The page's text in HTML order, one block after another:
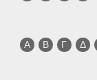
Α Β Γ Δ